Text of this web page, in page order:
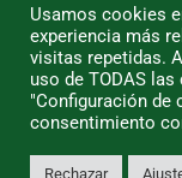
Usamos cookies
experiencia más
visitas repetidas.
uso de TODAS
"Configuración de
consentimiento
Rechazar